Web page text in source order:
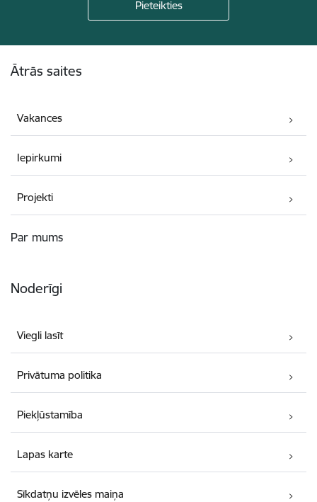
Ātrās saites
Vakances
Iepirkumi
Projekti
Par mums
Noderīgi
Viegli lasīt
Privātuma politika
Piekļūstamība
Lapas karte
Sīkdatņu izvēles maiņa